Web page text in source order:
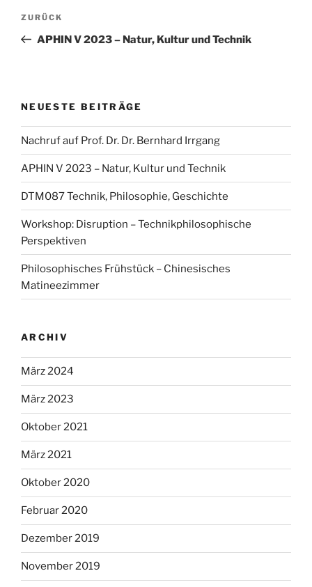
Beitragsnavigation
Vorheriger
Beitrag
ZURÜCK
APHIN V 2023 – Natur, Kultur und Technik
NEUESTE BEITRÄGE
Nachruf auf Prof. Dr. Dr. Bernhard Irrgang
APHIN V 2023 – Natur, Kultur und Technik
DTM087 Technik, Philosophie, Geschichte
Workshop: Disruption – Technikphilosophische
Perspektiven
Philosophisches Frühstück – Chinesisches
Matineezimmer
ARCHIV
März 2024
März 2023
Oktober 2021
März 2021
Oktober 2020
Februar 2020
Dezember 2019
November 2019